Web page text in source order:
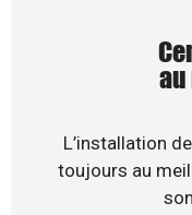
L’installation
toujours au